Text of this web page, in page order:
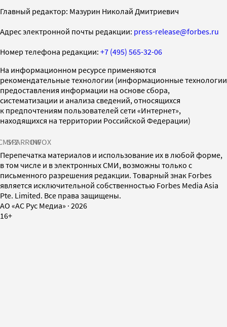
Главный редактор: Мазурин Николай Дмитриевич
Адрес электронной почты редакции: press-release@forbes.ru
Номер телефона редакции: +7 (495) 565-32-06
На информационном ресурсе применяются
рекомендательные технологии (информационные технологии
предоставления информации на основе сбора,
систематизации и анализа сведений, относящихся
к предпочтениям пользователей сети «Интернет»,
находящихся на территории Российской Федерации)
SPARROWINFOX
Перепечатка материалов и использование их в любой форме,
в том числе и в электронных СМИ, возможны только с
письменного разрешения редакции. Товарный знак Forbes
является исключительной собственностью Forbes Media Asia
Pte. Limited. Все права защищены.
AO «АС Рус Медиа» · 2026
16+